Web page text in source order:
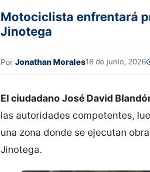
Motociclista enfrentará
Jinotega
Por Jonathan Morales18 de junio, 2026
El ciudadano José David
las autoridades competentes,
una zona donde se ejecutan
Jinotega.